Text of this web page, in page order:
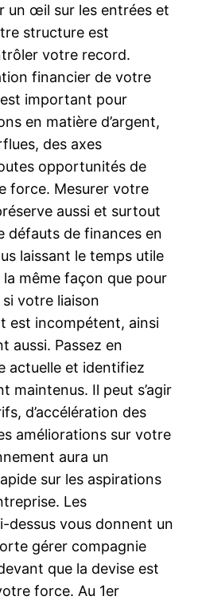
un œil sur les entrées et
structure est
votre record.
financier de votre
important pour
en matière d’argent,
des axes
opportunités de
force. Mesurer votre
aussi et surtout
défauts de finances en
laissant le temps utile
même façon que pour
votre liaison
est incompétent, ainsi
aussi. Passez en
actuelle et identifiez
maintenus. Il peut s’agir
d’accélération des
améliorations sur votre
aura un
sur les aspirations
Les
dessus vous donnent un
gérer compagnie
que la devise est
force. Au 1er